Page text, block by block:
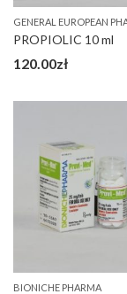
PROPIOLIC 10 ml
120.00zł
BIONICHE PHARMA